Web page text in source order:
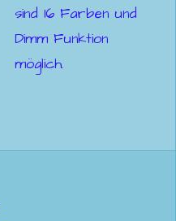
sind 16 Farben und
Dimm Funktion
möglich.